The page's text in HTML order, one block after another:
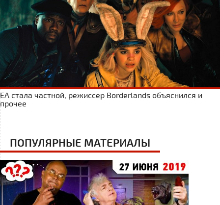
ЕА стала частной, режиссер Borderlands объяснился и
прочее
ПОПУЛЯРНЫЕ МАТЕРИАЛЫ